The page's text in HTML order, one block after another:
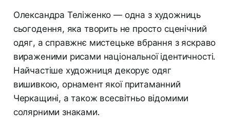
Олександра Теліженко — одна з художниць
сьогодення, яка творить не просто сценічний
одяг, а справжнє мистецьке вбрання з яскраво
вираженими рисами національної ідентичності.
Найчастіше художниця декорує одяг
вишивкою, орнамент якої притаманний
Черкащині, а також всесвітньо відомими
солярними знаками.